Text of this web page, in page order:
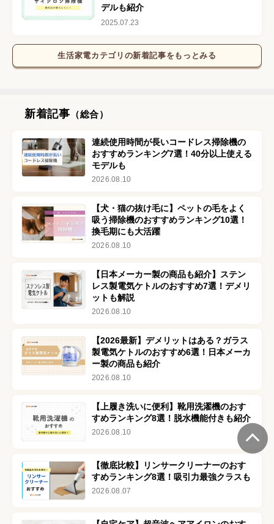
デルも紹介
2025.07.23
生活家電カテゴリの新着記事をもっとみる
新着記事 （総合）
連続使用時間が長いコードレス掃除機の
おすすめランキング7選！40分以上使える
モデルも
2026.08.10
【犬・猫の抜け毛に】ペットの毛をよく
吸う掃除機のおすすめランキング10選！
換毛期にも大活躍
2026.08.10
【日本メーカー製の商品も紹介】ステン
レス製電気ケトルのおすすめ7選！デメリ
ットも解説
2026.08.10
【2026最新】デメリットはある？ガラス
製電気ケトルのおすすめ6選！日本メーカ
ー製の商品も紹介
2026.08.10
【上履き洗いに便利】靴用洗濯機のおす
すめランキング8選！脱水機能付きも紹介
2026.08.10
【徹底比較】リンサークリーナーのおす
すめランキング8選！吸引力最強クラスも
2026.08.07